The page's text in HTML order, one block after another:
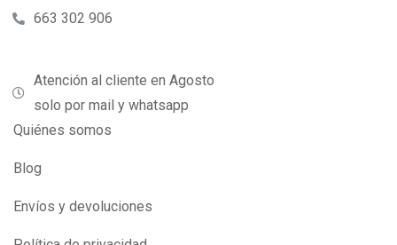
663 302 906
Atención al cliente en Agosto
solo por mail y whatsapp
Quiénes somos
Blog
Envíos y devoluciones